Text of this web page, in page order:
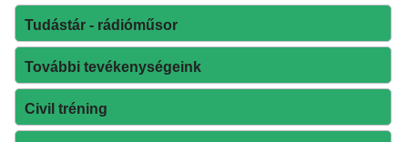
Tudástár - rádióműsor
További tevékenységeink
Civil tréning